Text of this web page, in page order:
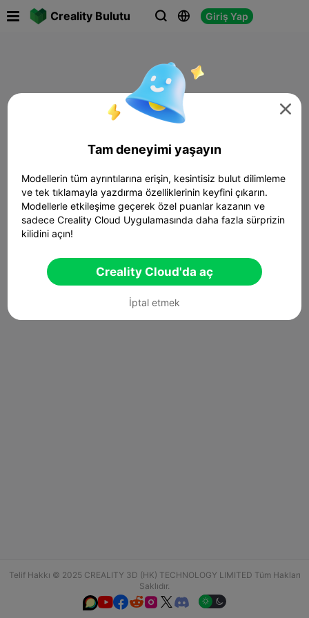
Creality Bulutu   Giriş Yap
Telif Hakkı © 2025 CREALITY 3D (HK) TECHNOLOGY LIMITED Tüm Hakları
Saklıdır.
  

Tam deneyimi yaşayın
Modellerin tüm ayrıntılarına erişin, kesintisiz bulut dilimleme
ve tek tıklamayla yazdırma özelliklerinin keyfini çıkarın.
Modellerle etkileşime geçerek özel puanlar kazanın ve
sadece Creality Cloud Uygulamasında daha fazla sürprizin
kilidini açın!
Creality Cloud'da aç
İptal etmek